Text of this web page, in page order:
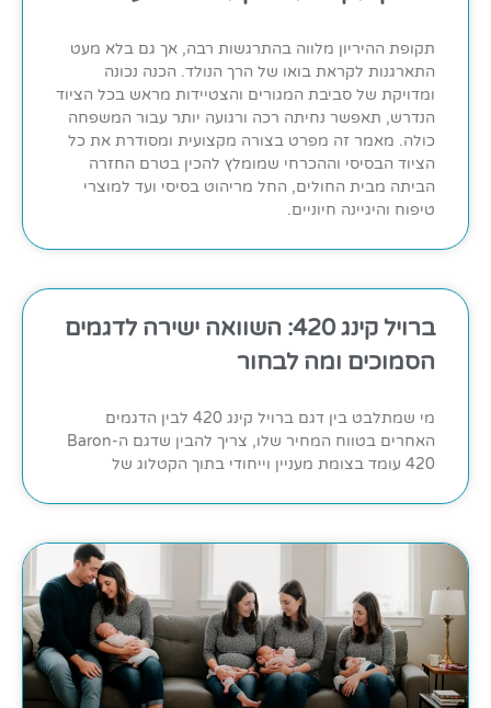
תקופת ההיריון מלווה בהתרגשות רבה, אך גם בלא מעט
התארגנות לקראת בואו של הרך הנולד. הכנה נכונה
ומדויקת של סביבת המגורים והצטיידות מראש בכל הציוד
הנדרש, תאפשר נחיתה רכה ורגועה יותר עבור המשפחה
כולה. מאמר זה מפרט בצורה מקצועית ומסודרת את כל
הציוד הבסיסי וההכרחי שמומלץ להכין בטרם החזרה
הביתה מבית החולים, החל מריהוט בסיסי ועד למוצרי
טיפוח והיגיינה חיוניים.
ברויל קינג 420: השוואה ישירה לדגמים
הסמוכים ומה לבחור
מי שמתלבט בין דגם ברויל קינג 420 לבין הדגמים
האחרים בטווח המחיר שלו, צריך להבין שדגם ה-Baron
420 עומד בצומת מעניין וייחודי בתוך הקטלוג של